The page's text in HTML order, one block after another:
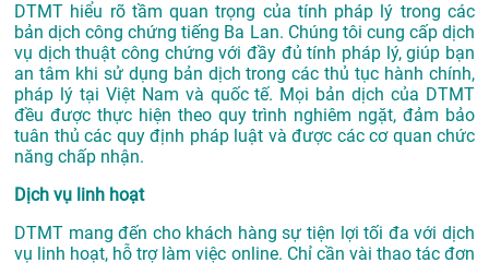
DTMT hiểu rõ tầm quan trọng của tính pháp lý trong các
bản dịch công chứng tiếng Ba Lan. Chúng tôi cung cấp dịch
vụ dịch thuật công chứng với đầy đủ tính pháp lý, giúp bạn
an tâm khi sử dụng bản dịch trong các thủ tục hành chính,
pháp lý tại Việt Nam và quốc tế. Mọi bản dịch của DTMT
đều được thực hiện theo quy trình nghiêm ngặt, đảm bảo
tuân thủ các quy định pháp luật và được các cơ quan chức
năng chấp nhận.
Dịch vụ linh hoạt
DTMT mang đến cho khách hàng sự tiện lợi tối đa với dịch
vụ linh hoạt, hỗ trợ làm việc online. Chỉ cần vài thao tác đơn